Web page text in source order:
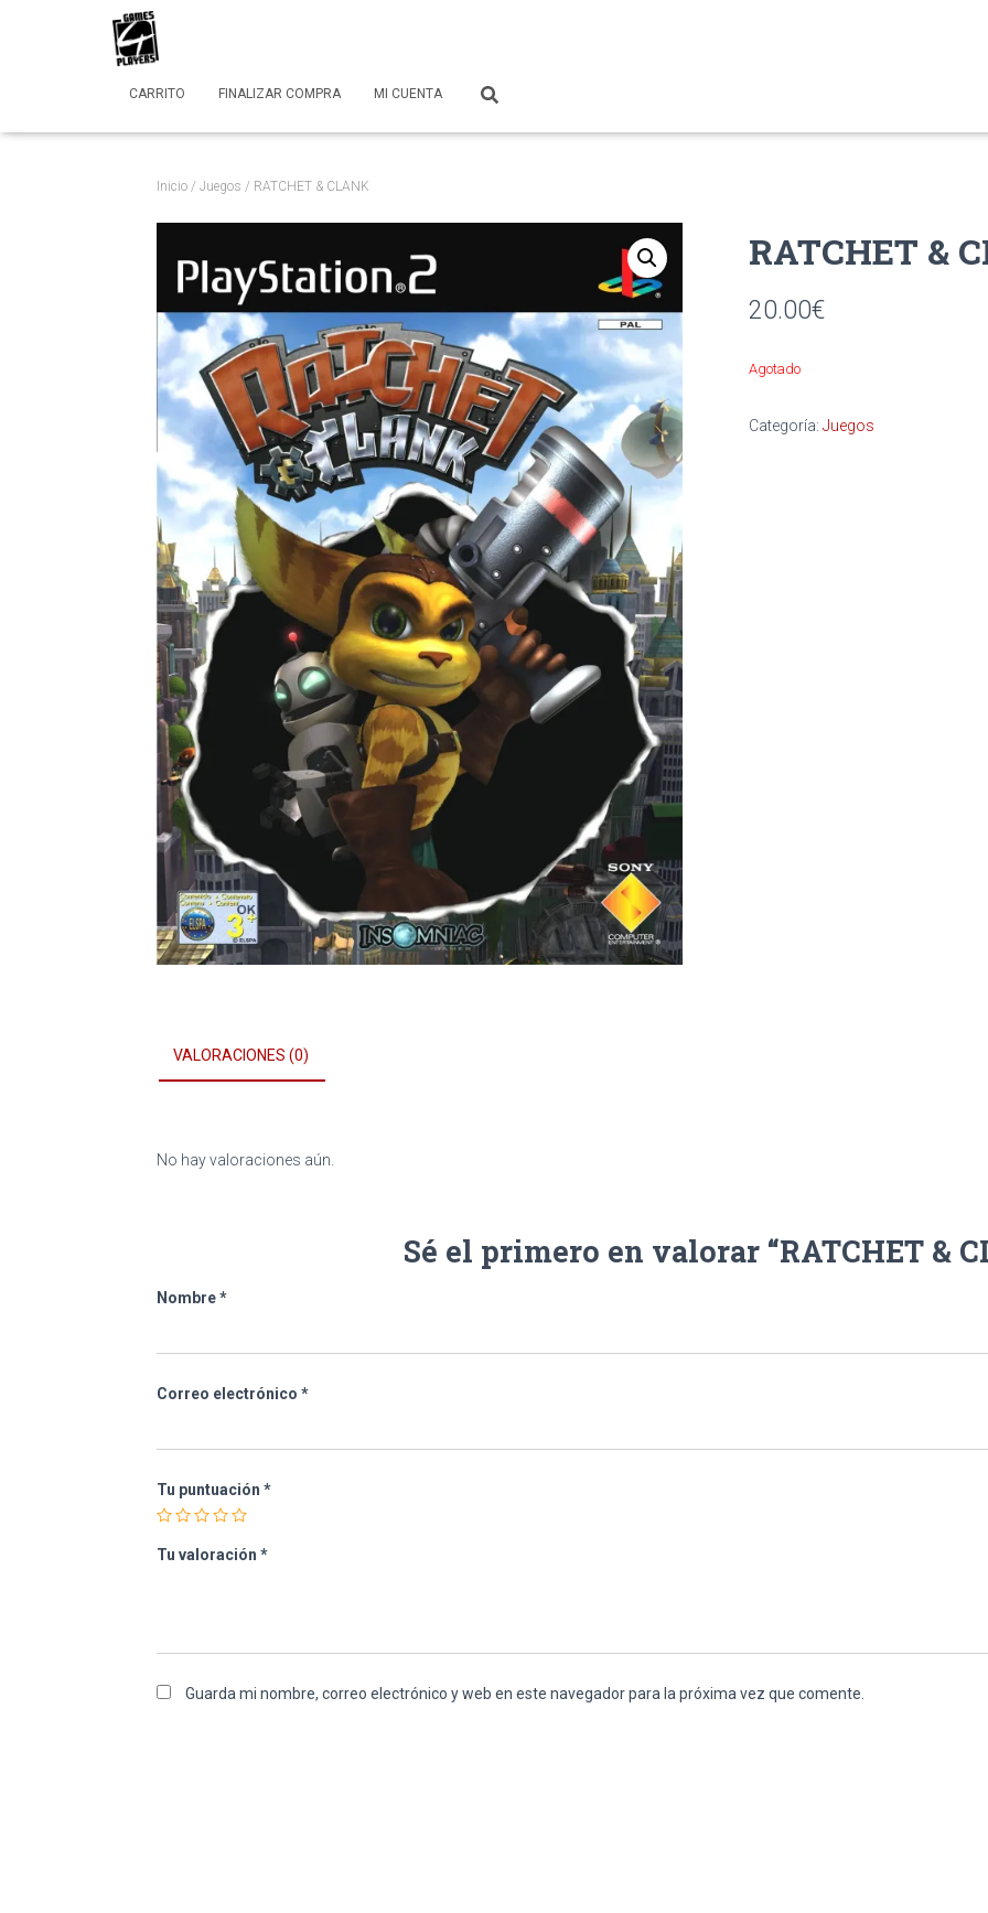
CARRITO FINALIZAR COMPRA MI CUENTA
Inicio / Juegos / RATCHET & CLANK
RATCHET &
20.00€
Agotado
Categoría: Juegos
VALORACIONES (0)
No hay valoraciones aún.
Sé el primero en valorar “RATCHET &
Nombre*
Correo electrónico *
Tu puntuación *
Tu valoración *
Guarda mi nombre, correo electrónico y web en este navegador para la próxima vez que comente.